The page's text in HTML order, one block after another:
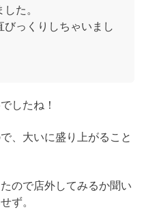
た。
っくりしちゃいまし
したね！
、大いに盛り上がること
ので店外してみるか聞い
ず。